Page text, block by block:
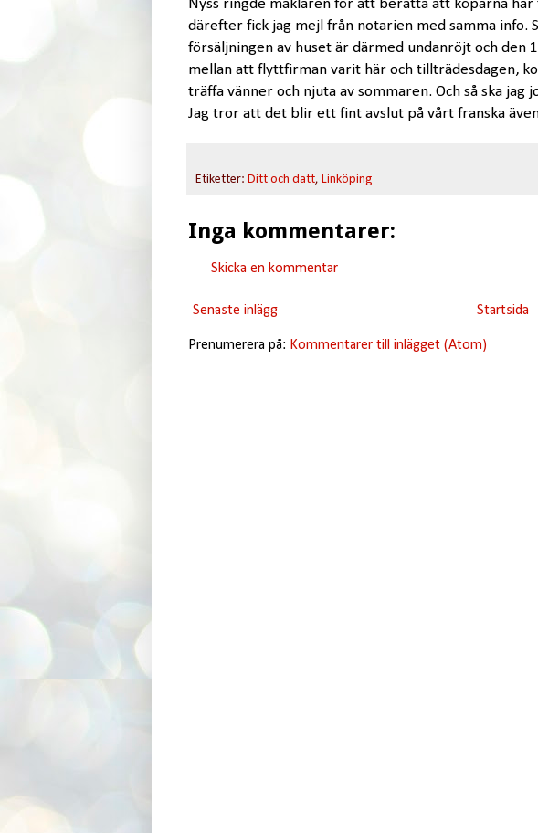
Nyss ringde mäklaren för att berätta att köparna
därefter fick jag mejl från notarien med samma info.
försäljningen av huset är därmed undanröjt och den
mellan att flyttfirman varit här och tillträdesdagen,
träffa vänner och njuta av sommaren. Och så ska jag
Jag tror att det blir ett fint avslut på vårt franska
Etiketter: Ditt och datt, Linköping
Inga kommentarer:
Skicka en kommentar
Senaste inlägg Startsida
Prenumerera på: Kommentarer till inlägget (Atom)